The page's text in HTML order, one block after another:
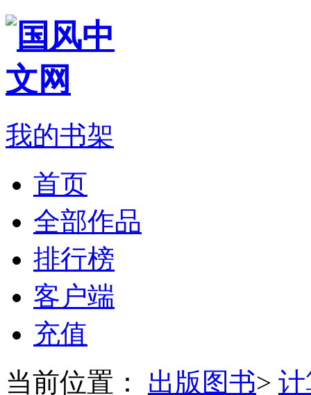
我的书架
首页
全部作品
排行榜
客户端
充值
当前位置： 出版图书>